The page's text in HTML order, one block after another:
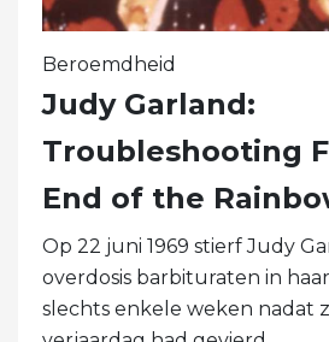
Beroemdheid
Judy Garland:
Troubleshooting
End of the
Op 22 juni 1969 stierf Judy
overdosis barbituraten in
slechts enkele weken nadat